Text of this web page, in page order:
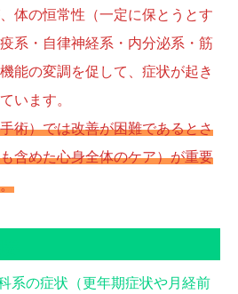
体の恒常性（一定に保とうとす
系・自律神経系・内分泌系・筋
能の変調を促して、症状が起き
います。
術）では改善が困難であるとさ
含めた心身全体のケア）が重要
系の症状（更年期症状や月経前